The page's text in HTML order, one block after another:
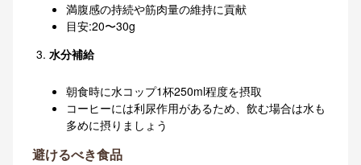
満腹感の持続や筋肉量の維持に貢献
目安:20〜30g
水分補給
朝食時に水コップ1杯250ml程度を摂取
コーヒーには利尿作用があるため、飲む場合は水も
多めに摂りましょう
避けるべき食品